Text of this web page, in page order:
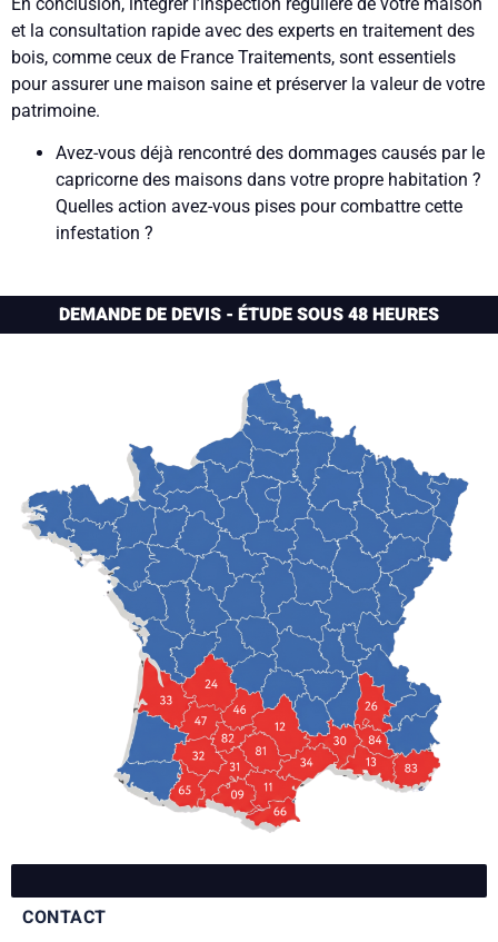
et la consultation rapide avec des experts en traitement des
bois, comme ceux de France Traitements, sont essentiels
pour assurer une maison saine et préserver la valeur de votre
patrimoine.
Avez-vous déjà rencontré des dommages causés par le
capricorne des maisons dans votre propre habitation ?
Quelles action avez-vous pises pour combattre cette
infestation ?
DEMANDE DE DEVIS - ÉTUDE SOUS 48 HEURES
CONTACT